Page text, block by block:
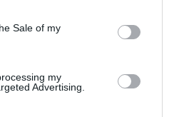
purposes in below Google
Sale of my
my
Advertising.